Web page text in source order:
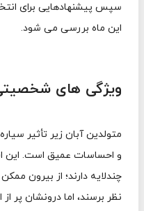
سپس پیشنهادهایی برای
این ماه بررسی می شود.
ویژگی های
متولدین آبان زیر تأثیر
و احساسات عمیق است. این
چندلایه دارند؛ از بیرون
نظر برسند، اما درونشان